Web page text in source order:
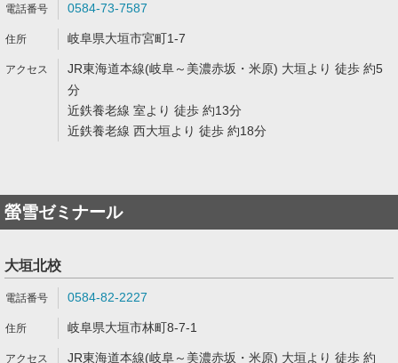
0584-73-7587
岐阜県大垣市宮町1-7
JR東海道本線(岐阜～美濃赤坂・米原) 大垣より 徒歩 約5
分
近鉄養老線 室より 徒歩 約13分
近鉄養老線 西大垣より 徒歩 約18分
螢雪ゼミナール
大垣北校
0584-82-2227
岐阜県大垣市林町8-7-1
JR東海道本線(岐阜～美濃赤坂・米原) 大垣より 徒歩 約